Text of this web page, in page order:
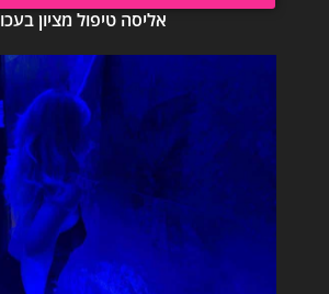
אליסה טיפול מציון בעכו